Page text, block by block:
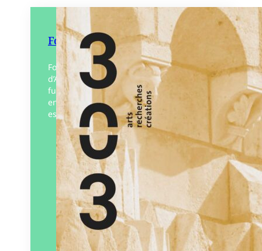
Fontevraud. L’abbaye royale
Fondée au XIIe siècle par Robert
d’Arbrissel, l’abbaye royale de Fontevraud
fut abbaye mixte, nécropole royale, et
enfin prison après 1789. Aujourd’hui, elle
est un pôle culturel unique.…
Éditeur : 303
Paru le25/04/2024